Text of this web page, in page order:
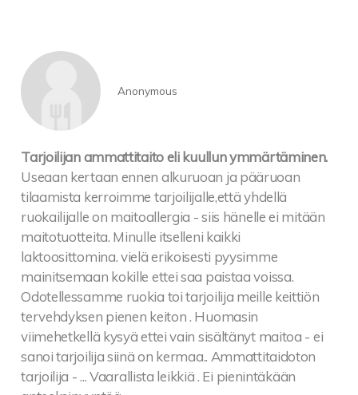
Anonymous
Tarjoilijan ammattitaito eli kuullun ymmärtäminen.
Useaan kertaan ennen alkuruoan ja pääruoan
tilaamista kerroimme tarjoilijalle,että yhdellä
ruokailijalle on maitoallergia - siis hänelle ei mitään
maitotuotteita. Minulle itselleni kaikki
laktoosittomina. vielä erikoisesti pyysimme
mainitsemaan kokille ettei saa paistaa voissa.
Odotellessamme ruokia toi tarjoilija meille keittiön
tervehdyksen pienen keiton . Huomasin
viimehetkellä kysyä ettei vain sisältänyt maitoa - ei
sanoi tarjoilija siinä on kermaa.. Ammattitaidoton
tarjoilija - ... Vaarallista leikkiä . Ei pienintäkään